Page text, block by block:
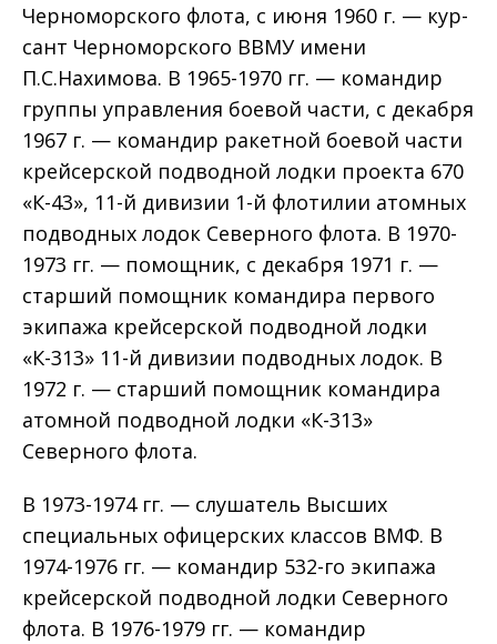
Черноморского флота, с июня 1960 г. — кур­
сант Черноморского ВВМУ имени
П.С.Нахимова. В 1965-1970 гг. — командир
группы управления боевой части, с декабря
1967 г. — командир ракетной боевой части
крейсерской подводной лодки проекта 670
«К-43», 11-й дивизии 1-й флотилии атомных
подводных лодок Северного флота. В 1970-
1973 гг. — помощник, с декабря 1971 г. —
старший помощник командира первого
экипажа крейсерской подводной лодки
«К-313» 11-й дивизии подводных лодок. В
1972 г. — старший по­мощник командира
атомной подводной лодки «К-313»
Северного флота.
В 1973-1974 гг. — слушатель Высших
специальных офицерских классов ВМФ. В
1974-1976 гг. — командир 532-го экипажа
крейсерской подводной лодки Север­ного
флота. В 1976-1979 гг. — командир